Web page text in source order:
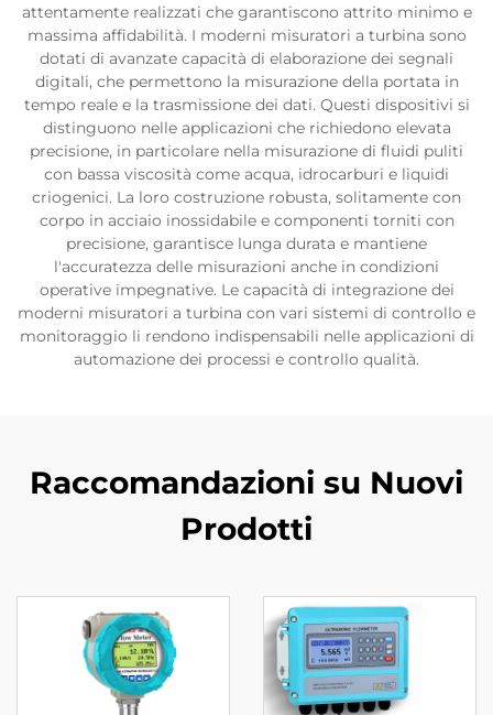
attentamente realizzati che garantiscono attrito minimo e
massima affidabilità. I moderni misuratori a turbina sono
dotati di avanzate capacità di elaborazione dei segnali
digitali, che permettono la misurazione della portata in
tempo reale e la trasmissione dei dati. Questi dispositivi si
distinguono nelle applicazioni che richiedono elevata
precisione, in particolare nella misurazione di fluidi puliti
con bassa viscosità come acqua, idrocarburi e liquidi
criogenici. La loro costruzione robusta, solitamente con
corpo in acciaio inossidabile e componenti torniti con
precisione, garantisce lunga durata e mantiene
l'accuratezza delle misurazioni anche in condizioni
operative impegnative. Le capacità di integrazione dei
moderni misuratori a turbina con vari sistemi di controllo e
monitoraggio li rendono indispensabili nelle applicazioni di
automazione dei processi e controllo qualità.
Raccomandazioni su Nuovi
Prodotti